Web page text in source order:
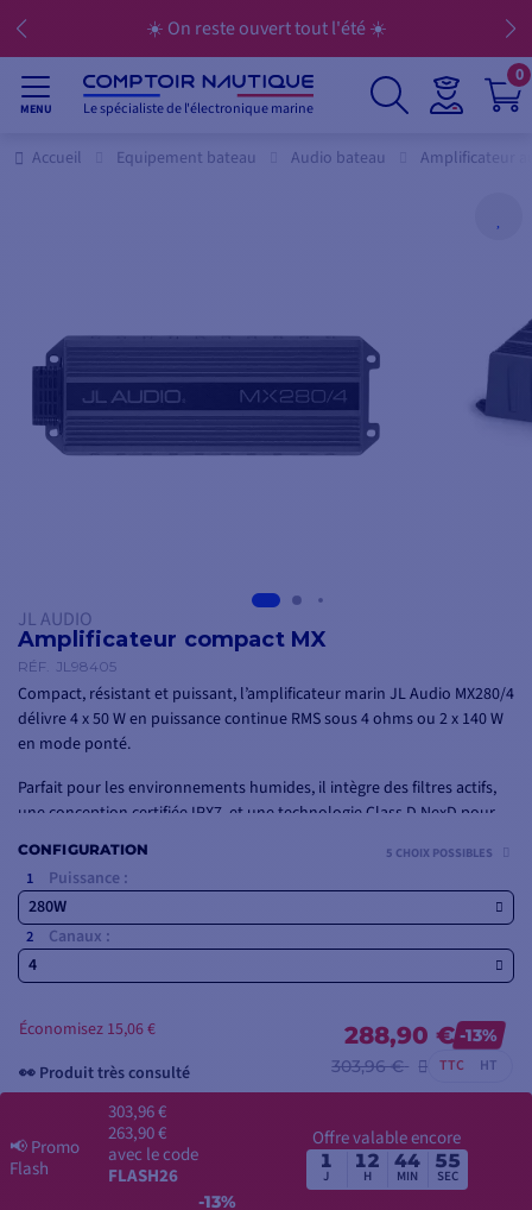
☀️ On reste ouvert tout l'été ☀️
MENU Le spécialiste de l'électronique marine
0
Accueil Equipement bateau Audio bateau Amplificateur
JL AUDIO
Amplificateur compact MX
RÉF. JL98405
Compact, résistant et puissant, l’amplificateur marin JL Audio MX280/4
délivre 4 x 50 W en puissance continue RMS sous 4 ohms ou 2 x 140 W
en mode ponté.
Parfait pour les environnements humides, il intègre des filtres actifs,
une conception certifiée IPX7, et une technologie Class D NexD pour
une performance audio optimale à bord.
CONFIGURATION
Puissance :
280W
Canaux :
4
5 CHOIX POSSIBLES
288,90 € -13%
303,96 €
TTC HT
Économisez 15,06 €
👀 Produit très consulté
📢Promo
Flash
303,96 €
263,90 €
avec le code
FLASH26
-13%
Offre valable encore
1
J
12
H
44
MIN
55
SEC